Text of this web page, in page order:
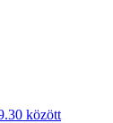
között